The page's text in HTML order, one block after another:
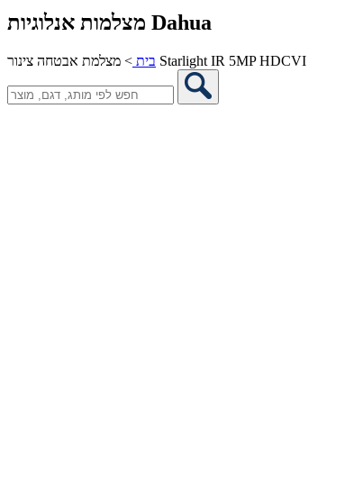
מצלמות אנלוגיות Dahua
בית > מצלמת אבטחה צינור Starlight IR 5MP HDCVI